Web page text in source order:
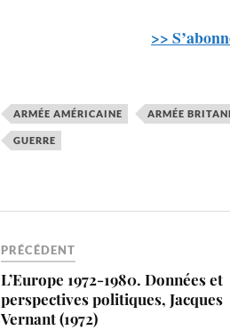
>>
ARMÉE AMÉRICAINE ARMÉE
GUERRE
PRÉCÉDENT
L’Europe 1972-1980. Données et
perspectives politiques, Jacques
Vernant (1972)